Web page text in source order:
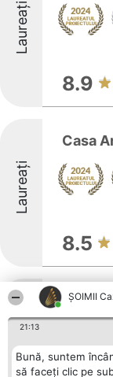
ȘOIMII
21:13
Bună, suntem
să faceți clic pe
Laureați
8.9
Laureați
Casa
8.5
Laureați